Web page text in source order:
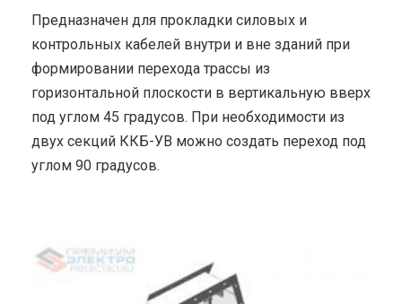
Предназначен для прокладки силовых и
контрольных кабелей внутри и вне зданий при
формировании перехода трассы из
горизонтальной плоскости в вертикальную вверх
под углом 45 градусов. При необходимости из
двух секций ККБ-УВ можно создать переход под
углом 90 градусов.